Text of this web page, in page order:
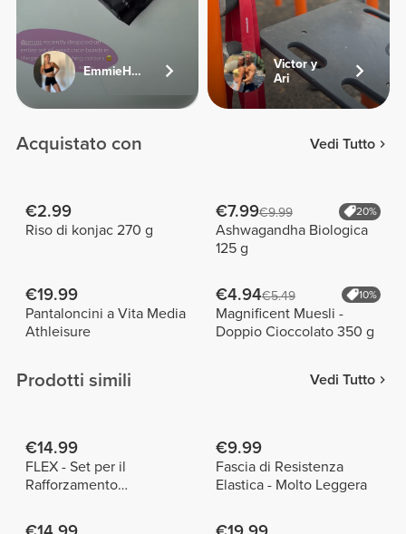
EmmieHeartsFood
Victor y
Ari
Acquistato con Vedi Tutto
€2.99
Riso di konjac 270 g
€7.99€9.99 20%
Ashwagandha Biologica
125 g
€19.99
Pantaloncini a Vita Media
Athleisure
€4.94€5.49 10%
Magnificent Muesli -
Doppio Cioccolato 350 g
Prodotti simili Vedi Tutto
€14.99
FLEX - Set per il
Rafforzamento
€9.99
Fascia di Resistenza
Elastica - Molto Leggera